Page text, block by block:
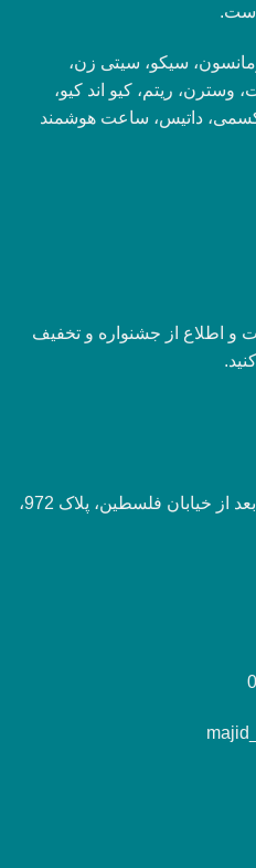
سیکو، سیتی زن،
وسترن، ریتم، کیو اند کیو،
داتیس، ساعت هوشمند
و اطلاع از جشنواره و تخفیف
آدرس: تهران، خیابان جمهوری، بعد از خیابان فلسطین، پلاک 972،